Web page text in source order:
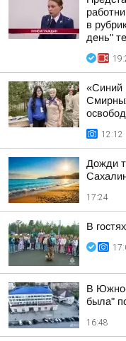
в
день"
«Синий
12:12
Дожди
17:24
В
В
была"
16:48